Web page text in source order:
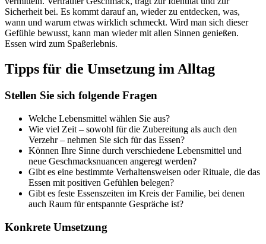
Sicherheit bei. Es kommt darauf an, wieder zu entdecken, was,
wann und warum etwas wirklich schmeckt. Wird man sich dieser
Gefühle bewusst, kann man wieder mit allen Sinnen genießen.
Essen wird zum Spaßerlebnis.
Tipps für die Umsetzung im Alltag
Stellen Sie sich folgende Fragen
Welche Lebensmittel wählen Sie aus?
Wie viel Zeit – sowohl für die Zubereitung als auch den
Verzehr – nehmen Sie sich für das Essen?
Können Ihre Sinne durch verschiedene Lebensmittel und
neue Geschmacksnuancen angeregt werden?
Gibt es eine bestimmte Verhaltensweisen oder Rituale, die das
Essen mit positiven Gefühlen belegen?
Gibt es feste Essenszeiten im Kreis der Familie, bei denen
auch Raum für entspannte Gespräche ist?
Konkrete Umsetzung